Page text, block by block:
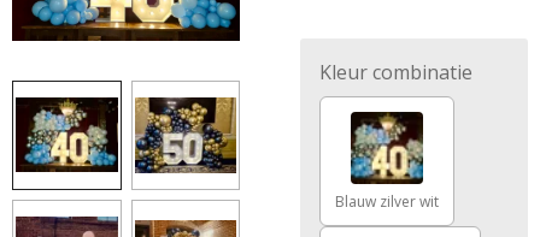
Kleur combinatie
Blauw zilver wit